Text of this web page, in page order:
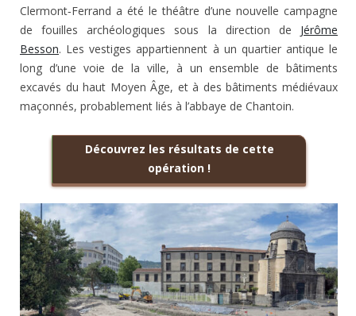
Clermont‑Ferrand a été le théâtre d’une nouvelle campagne
de fouilles archéologiques sous la direction de Jérôme
Besson. Les vestiges appartiennent à un quartier antique le
long d’une voie de la ville, à un ensemble de bâtiments
excavés du haut Moyen Âge, et à des bâtiments médiévaux
maçonnés, probablement liés à l’abbaye de Chantoin.
Découvrez les résultats de cette
opération !